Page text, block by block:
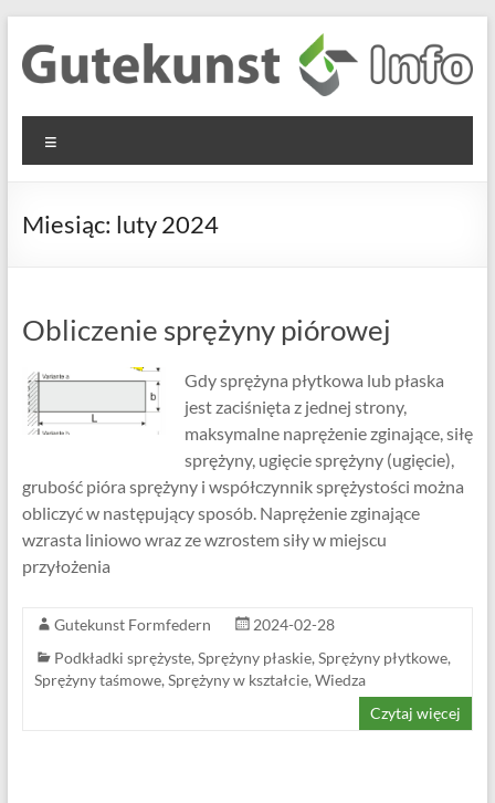
content
Gutekunst
Formfedern
GmbH
Informationen
Flachmaterial
Miesiąc: luty 2024
Obliczenie sprężyny piórowej
Gdy sprężyna płytkowa lub płaska
jest zaciśnięta z jednej strony,
maksymalne naprężenie zginające, siłę
sprężyny, ugięcie sprężyny (ugięcie),
grubość pióra sprężyny i współczynnik sprężystości można
obliczyć w następujący sposób. Naprężenie zginające
wzrasta liniowo wraz ze wzrostem siły w miejscu
przyłożenia
Gutekunst Formfedern
2024-02-28
Podkładki sprężyste, Sprężyny płaskie, Sprężyny płytkowe,
Sprężyny taśmowe, Sprężyny w kształcie, Wiedza
Czytaj więcej